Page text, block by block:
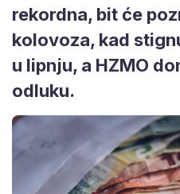
rekordna, bit će
kolovoza, kad
u lipnju, a HZMO
odluku.